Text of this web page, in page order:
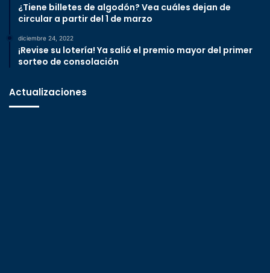
¿Tiene billetes de algodón? Vea cuáles dejan de
circular a partir del 1 de marzo
diciembre 24, 2022
¡Revise su lotería! Ya salió el premio mayor del primer
sorteo de consolación
Actualizaciones